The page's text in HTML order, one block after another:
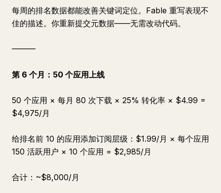
每周的排名数据都能改善关键词定位。Fable 重写表现不
佳的描述。你重新提交元数据——无需改动代码。
━━━
第 6 个月：50 个应用上线
50 个应用 × 每月 80 次下载 × 25% 转化率 × $4.99 =
$4,975/月
给排名前 10 的应用添加订阅层级：$1.99/月 × 每个应用
150 活跃用户 × 10 个应用 = $2,985/月
合计：~$8,000/月